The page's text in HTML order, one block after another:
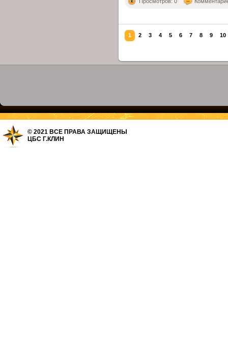
1 2 3 4 5 6 7 8 9 10
© 2021 ВСЕ ПРАВА ЗАЩИЩЕНЫ
ЦБС Г.КЛИН